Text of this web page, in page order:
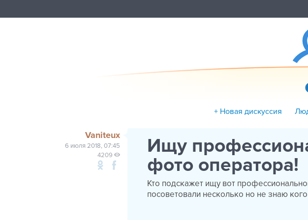
+ Новая дискуссия
Vaniteux
6 июля 2018, 07:45
4209
Ищу
фото оператора!
Кто подскажет ищу вот
посоветовали несколько но не знаю